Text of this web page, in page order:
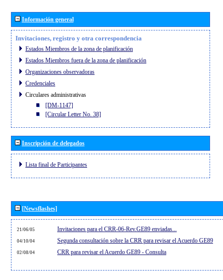
Información general
Invitaciones, registro y otra correspondencia
Estados Miembros de la zona de planificación
Estados Miembros fuera de la zona de planificación
Organizaciones observadoras
Credenciales
Circulares administrativas
[DM-1147]
[Circular Letter No. 38]
Inscripción de delegados
Lista final de Participantes
[Newsflashes]
21/06/05 Invitaciones para el CRR-06-Rev.GE89 enviadas...
04/10/04 Segunda consultación sobre la CRR para revisar el Acuerdo GE89
02/08/04 CRR para revisar el Acuerdo GE89 - Consulta